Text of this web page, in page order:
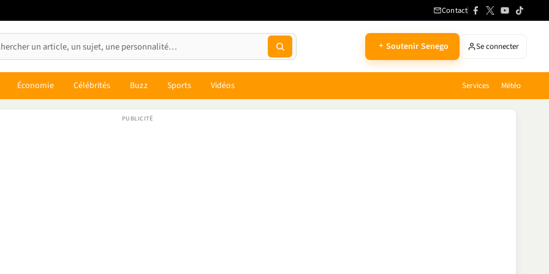
Contact
Soutenir Senego Se connecter
Économie Célébrités Buzz Sports Vidéos Services Météo